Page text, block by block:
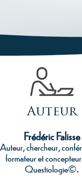
Auteur
Frédéric Falisse
Auteur, chercheur,
formateur et
Questiologie©.